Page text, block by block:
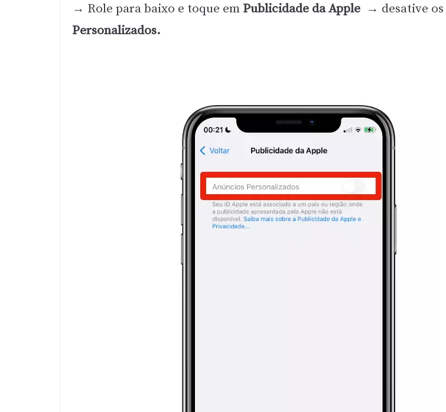
→ Role para baixo e toque em Publicidade daApple → desative os
Personalizados.